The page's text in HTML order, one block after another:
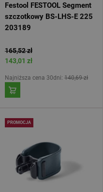
Festool FESTOOL Segment
szczotkowy BS-LHS-E 225
203189
165,52 zł
143,01 zł
Najniższa cena 30dni: 140,69 zł
PROMOCJA